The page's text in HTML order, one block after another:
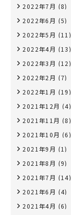
2022年7月 (8)
2022年6月 (5)
2022年5月 (11)
2022年4月 (13)
2022年3月 (12)
2022年2月 (7)
2022年1月 (19)
2021年12月 (4)
2021年11月 (8)
2021年10月 (6)
2021年9月 (1)
2021年8月 (9)
2021年7月 (14)
2021年6月 (4)
2021年4月 (6)